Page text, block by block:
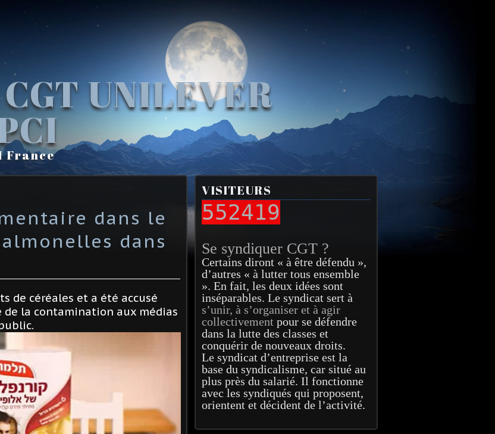
UNILEVER
France
dans le
dans
de céréales et a été accusé
de la contamination aux médias
VISITEURS
552419
Se syndiquer CGT ?
Certains diront « à être défendu »,
d’autres « à lutter tous ensemble
». En fait, les deux idées sont
inséparables. Le syndicat sert à
s’unir, à s’organiser et à agir
collectivement pour se défendre
dans la lutte des classes et
conquérir de nouveaux droits.
Le syndicat d’entreprise est la
base du syndicalisme, car situé au
plus près du salarié. Il fonctionne
avec les syndiqués qui proposent,
orientent et décident de l’activité.